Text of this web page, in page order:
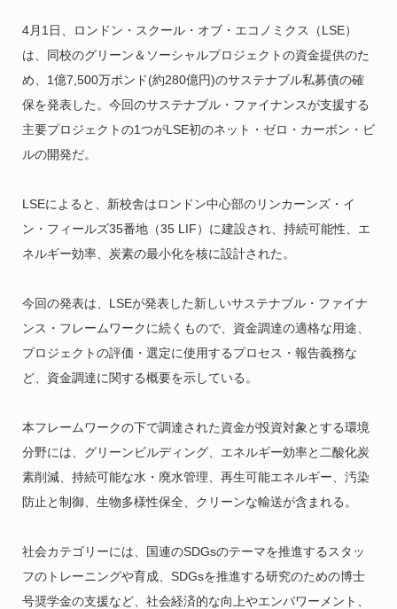
4月1日、ロンドン・スクール・オブ・エコノミクス（LSE）
は、同校のグリーン＆ソーシャルプロジェクトの資金提供のた
め、1億7,500万ポンド(約280億円)のサステナブル私募債の確
保を発表した。今回のサステナブル・ファイナンスが支援する
主要プロジェクトの1つがLSE初のネット・ゼロ・カーボン・ビ
ルの開発だ。
LSEによると、新校舎はロンドン中心部のリンカーンズ・イ
ン・フィールズ35番地（35 LIF）に建設され、持続可能性、エ
ネルギー効率、炭素の最小化を核に設計された。
今回の発表は、LSEが発表した新しいサステナブル・ファイナ
ンス・フレームワークに続くもので、資金調達の適格な用途、
プロジェクトの評価・選定に使用するプロセス・報告義務な
ど、資金調達に関する概要を示している。
本フレームワークの下で調達された資金が投資対象とする環境
分野には、グリーンビルディング、エネルギー効率と二酸化炭
素削減、持続可能な水・廃水管理、再生可能エネルギー、汚染
防止と制御、生物多様性保全、クリーンな輸送が含まれる。
社会カテゴリーには、国連のSDGsのテーマを推進するスタッ
フのトレーニングや育成、SDGsを推進する研究のための博士
号奨学金の支援など、社会経済的な向上やエンパワーメント、